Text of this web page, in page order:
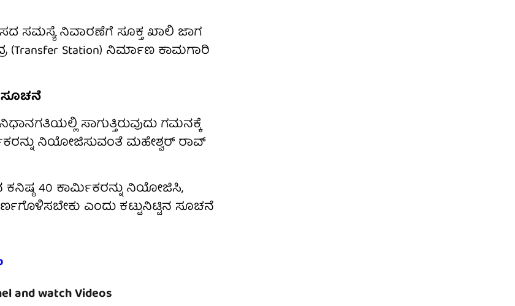
ಸಮಸ್ಯೆ ನಿವಾರಣೆಗೆ ಸೂಕ್ತ ಖಾಲಿ ಜಾಗ
(Transfer Station) ನಿರ್ಮಾಣ ಕಾಮಗಾರಿ
ಸೂಚನೆ
ಸಾಗುತ್ತಿರುವುದು ಗಮನಕ್ಕೆ
ನಿಯೋಜಿಸುವಂತೆ ಮಹೇಶ್ವರ್ ರಾವ್
40 ಕಾರ್ಮಿಕರನ್ನು ನಿಯೋಜಿಸಿ,
ಎಂದು ಕಟ್ಟುನಿಟ್ಟಿನ ಸೂಚನೆ
and watch Videos